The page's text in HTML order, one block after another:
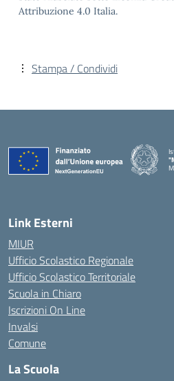
Attribuzione 4.0 Italia.
Stampa / Condividi
Link Esterni
MIUR
Ufficio Scolastico Regionale
Ufficio Scolastico Territoriale
Scuola in Chiaro
Iscrizioni On Line
Invalsi
Comune
La Scuola